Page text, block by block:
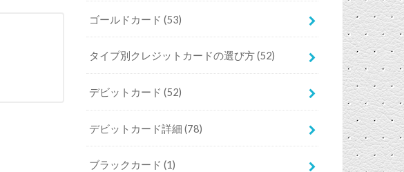
ゴールドカード(53)
タイプ別クレジットカードの選び方(52)
デビットカード(52)
デビットカード詳細(78)
ブラックカード(1)